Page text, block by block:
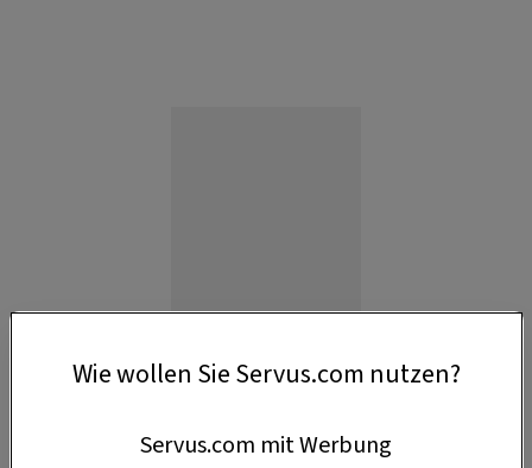
Wie wollen Sie Servus.com nutzen?
Servus.com mit Werbung